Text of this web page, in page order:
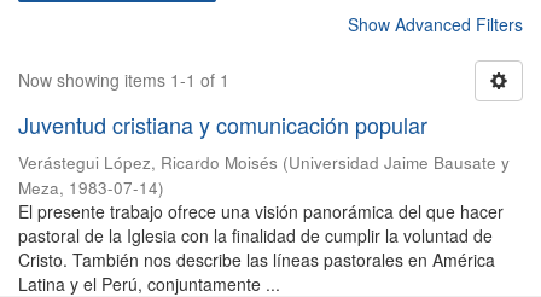
Show Advanced Filters
Now showing items 1-1 of 1
Juventud cristiana y comunicación popular
Verástegui López, Ricardo Moisés (Universidad Jaime Bausate y
Meza, 1983-07-14)
El presente trabajo ofrece una visión panorámica del que hacer
pastoral de la Iglesia con la finalidad de cumplir la voluntad de
Cristo. También nos describe las líneas pastorales en América
Latina y el Perú, conjuntamente ...